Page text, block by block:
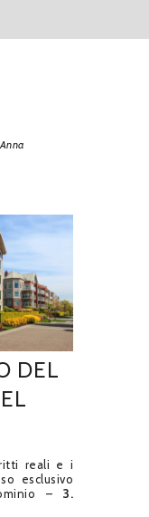
DEL
reali e i
esclusivo
– 3.